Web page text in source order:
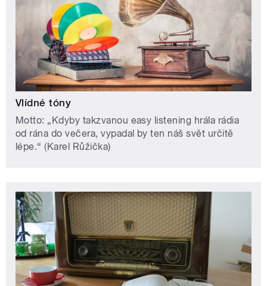
Vlídné tóny
Motto: „Kdyby takzvanou easy listening hrála rádia
od rána do večera, vypadal by ten náš svět určitě
lépe.“ (Karel Růžička)